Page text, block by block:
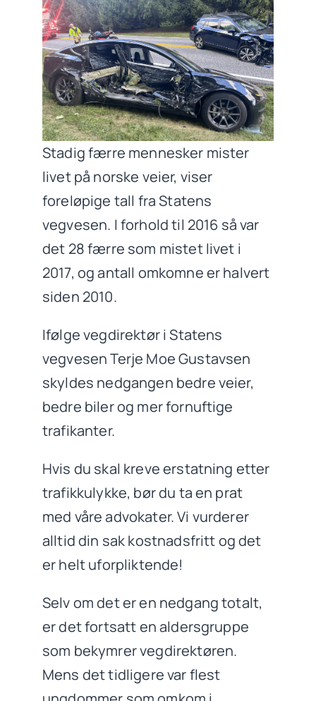
Stadig færre mennesker mister
livet på norske veier, viser
foreløpige tall fra Statens
vegvesen. I forhold til 2016 så var
det 28 færre som mistet livet i
2017, og antall omkomne er halvert
siden 2010.
Ifølge vegdirektør i Statens
vegvesen Terje Moe Gustavsen
skyldes nedgangen bedre veier,
bedre biler og mer fornuftige
trafikanter.
Hvis du skal kreve erstatning etter
trafikkulykke, bør du ta en prat
med våre advokater. Vi vurderer
alltid din sak kostnadsfritt og det
er helt uforpliktende!
Selv om det er en nedgang totalt,
er det fortsatt en aldersgruppe
som bekymrer vegdirektøren.
Mens det tidligere var flest